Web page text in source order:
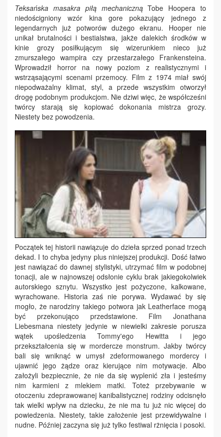
Teksańska masakra piłą mechanicznąTobe Hoopera to
niedościgniony wzór kina gore pokazujący jednego z
legendarnych już potworów dużego ekranu. Hooper nie
unikał brutalności i bestialstwa, jakże dalekich środków w
kinie grozy posiłkującym się wizerunkiem nieco już
zmurszałego wampira czy przestarzałego Frankensteina.
Wprowadził horror na nowy poziom z realistycznymi i
wstrząsającymi scenami przemocy. Film z 1974 miał swój
niepodważalny klimat, styl, a przede wszystkim otworzył
drogę podobnym produkcjom. Nie dziwi więc, że współcześni
twórcy starają się kopiować dokonania mistrza grozy.
Niestety bez powodzenia.
Początek tej historii nawiązuje do dzieła sprzed ponad trzech
dekad. I to chyba jedyny plus niniejszej produkcji. Dość łatwo
jest nawiązać do dawnej stylistyki, utrzymać film w podobnej
tonacji, ale w najnowszej odsłonie cyklu brak jakiegokolwiek
autorskiego sznytu. Wszystko jest pożyczone, kalkowane,
wyrachowane. Historia zaś nie porywa. Wydawać by się
mogło, że narodziny takiego potwora jak Leatherface mogą
być przekonująco przedstawione. Film Jonathana
Liebesmana niestety jedynie w niewielki zakresie porusza
wątek upośledzenia Tommy'ego Hewitta i jego
przekształcenia się w mordercze monstrum. Jakby twórcy
bali się wniknąć w umysł zdeformowanego mordercy i
ujawnić jego żądze oraz kierujące nim motywacje. Albo
założyli bezpiecznie, że nie da się wyplenić zła i jesteśmy
nim karmieni z mlekiem matki. Toteż przebywanie w
otoczeniu zdeprawowanej kanibalistycznej rodziny odcisnęło
tak wielki wpływ na dziecku, że nie ma tu już nic więcej do
powiedzenia. Niestety, takie założenie jest przewidywalne i
nudne. Później zaczyna się już tylko festiwal rżnięcia i posoki.